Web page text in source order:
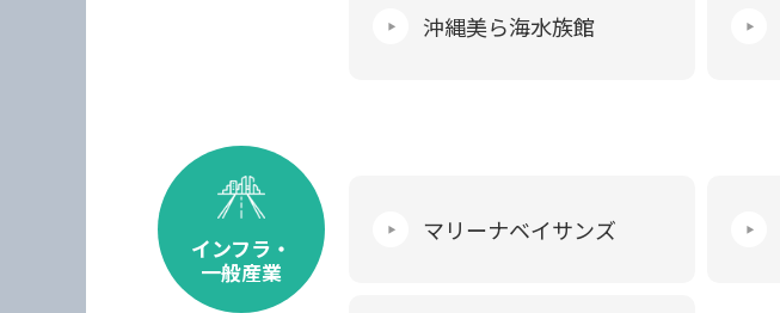
沖縄美ら海水族館
インフラ・
一般産業
マリーナベイサンズ